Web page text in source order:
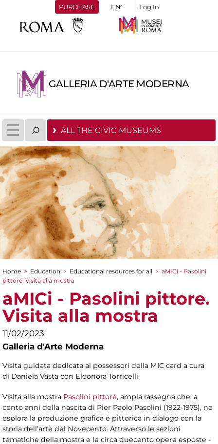
PURCHASE Log In
GALLERIA D'ARTE MODERNA
ALL THE CIVIC MUSEUMS
You are here
Home > Education > Educational resources for all > aMICi - Pasolini
pittore. Visita alla mostra
aMICi - Pasolini pittore.
Visita alla mostra
11/02/2023
Galleria d'Arte Moderna
Visita guidata dedicata ai possessori della MIC card a cura
di Daniela Vasta con Eleonora Torricelli.
Visita alla mostra Pasolini pittore, ampia rassegna che, a
cento anni della nascita di Pier Paolo Pasolini (1922-1975), ne
esplora la produzione grafica e pittorica in dialogo con la
storia dell’arte del Novecento. Attraverso le sezioni
tematiche della mostra e le circa duecento opere esposte -